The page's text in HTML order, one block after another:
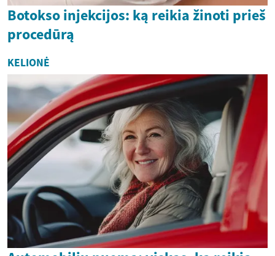
Botokso injekcijos: ką reikia žinoti prieš
procedūrą
KELIONĖ